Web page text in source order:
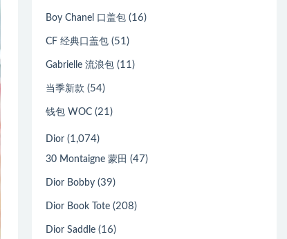
Boy Chanel 口盖包 (16)
CF 经典口盖包 (51)
Gabrielle 流浪包 (11)
当季新款 (54)
钱包 WOC (21)
Dior (1,074)
30 Montaigne 蒙田 (47)
Dior Bobby (39)
Dior Book Tote (208)
Dior Saddle (16)